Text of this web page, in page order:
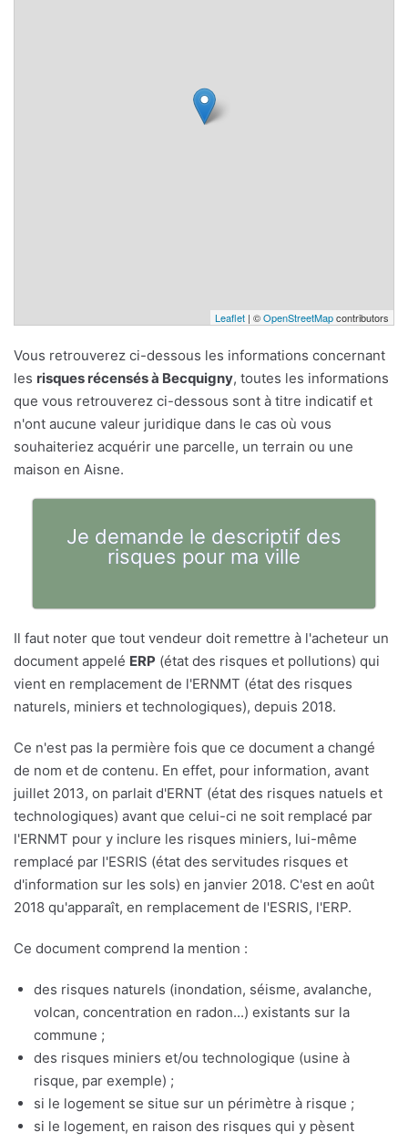
Leaflet | ©OpenStreetMapcontributors
Vous retrouverez ci-dessous les informations concernant
les risques récensés à Becquigny, toutes les informations
que vous retrouverez ci-dessous sont à titre indicatif et
n'ont aucune valeur juridique dans le cas où vous
souhaiteriez acquérir une parcelle, un terrain ou une
maison en Aisne.
Je demande le descriptif des
risques pour ma ville
Il faut noter que tout vendeur doit remettre à l'acheteur un
document appelé ERP (état des risques et pollutions) qui
vient en remplacement de l'ERNMT (état des risques
naturels, miniers et technologiques), depuis 2018.
Ce n'est pas la permière fois que ce document a changé
de nom et de contenu. En effet, pour information, avant
juillet 2013, on parlait d'ERNT (état des risques natuels et
technologiques) avant que celui-ci ne soit remplacé par
l'ERNMT pour y inclure les risques miniers, lui-même
remplacé par l'ESRIS (état des servitudes risques et
d'information sur les sols) en janvier 2018. C'est en août
2018 qu'apparaît, en remplacement de l'ESRIS, l'ERP.
Ce document comprend la mention :
des risques naturels (inondation, séisme, avalanche,
volcan, concentration en radon...) existants sur la
commune ;
des risques miniers et/ou technologique (usine à
risque, par exemple) ;
si le logement se situe sur un périmètre à risque ;
si le logement, en raison des risques qui y pèsent